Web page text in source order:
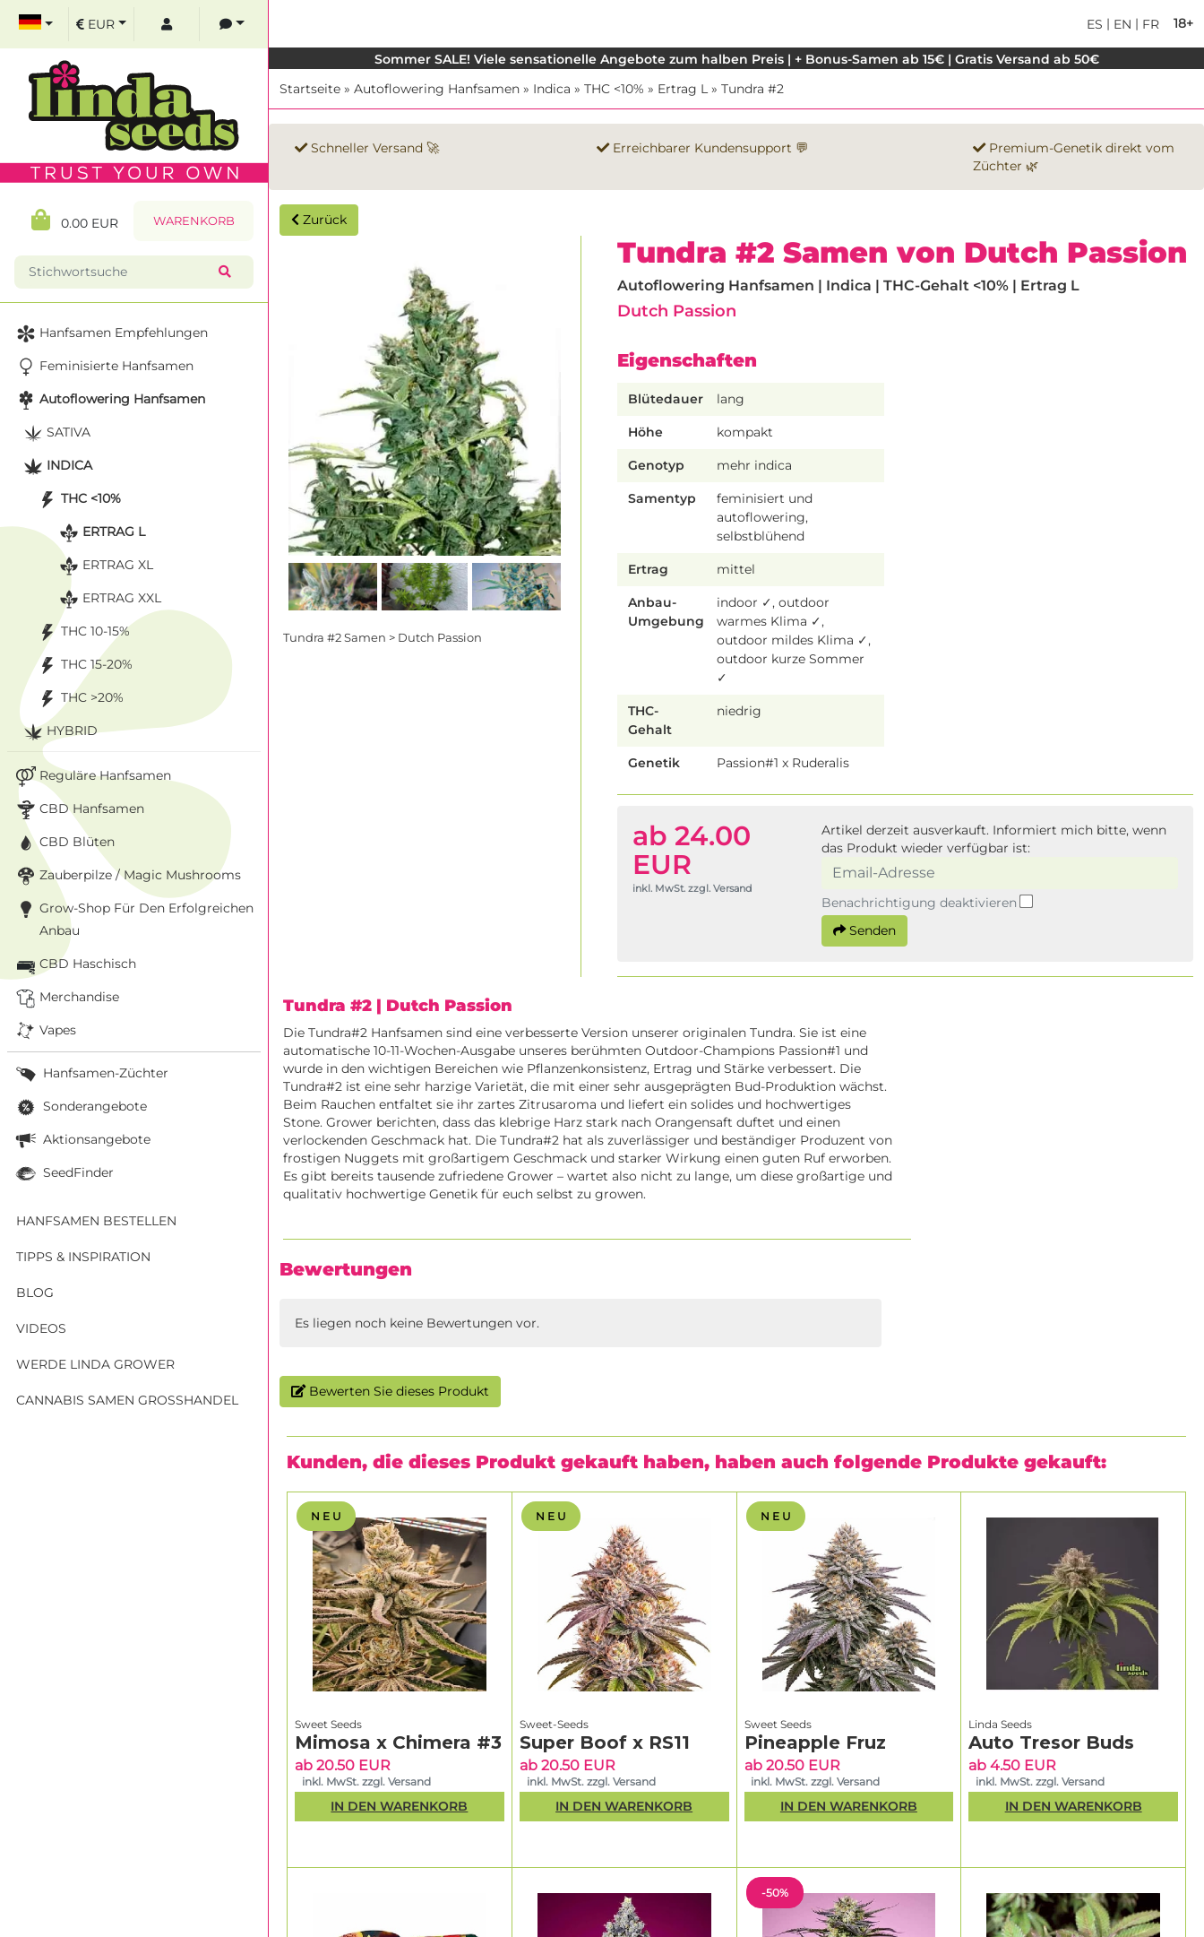
18+
ES | EN | FR
Sommer SALE! Viele sensationelle Angebote zum halben Preis | + Bonus-Samen ab 15€ | Gratis Versand ab 50€
Startseite » Autoflowering Hanfsamen » Indica » THC <10% » Ertrag L » Tundra #2
Schneller Versand 🚀 Erreichbarer Kundensupport 💬
Premium-Genetik direkt vom
Züchter 🌿
Zurück
Tundra #2 Samen > Dutch Passion
Tundra #2 Samen von Dutch Passion
Autoflowering Hanfsamen | Indica | THC-Gehalt <10% | Ertrag L
Dutch Passion
Eigenschaften
Blütedauer lang
Höhe kompakt
Genotyp mehr indica
Samentyp
feminisiert und
autoflowering,
selbstblühend
Ertrag mittel
Anbau-
Umgebung
indoor ✓, outdoor
warmes Klima ✓,
outdoor mildes Klima ✓,
outdoor kurze Sommer
✓
THC-
Gehalt
niedrig
Genetik Passion#1 x Ruderalis
ab 24.00
EUR
inkl. MwSt. zzgl. Versand
Artikel derzeit ausverkauft. Informiert mich bitte, wenn
das Produkt wieder verfügbar ist:
Benachrichtigung deaktivieren
Senden
Tundra #2 | Dutch Passion
Die Tundra#2 Hanfsamen sind eine verbesserte Version unserer originalen Tundra. Sie ist eine
automatische 10-11-Wochen-Ausgabe unseres berühmten Outdoor-Champions Passion#1 und
wurde in den wichtigen Bereichen wie Pflanzenkonsistenz, Ertrag und Stärke verbessert. Die
Tundra#2 ist eine sehr harzige Varietät, die mit einer sehr ausgeprägten Bud-Produktion wächst.
Beim Rauchen entfaltet sie ihr zartes Zitrusaroma und liefert ein solides und hochwertiges
Stone. Grower berichten, dass das klebrige Harz stark nach Orangensaft duftet und einen
verlockenden Geschmack hat. Die Tundra#2 hat als zuverlässiger und beständiger Produzent von
frostigen Nuggets mit großartigem Geschmack und starker Wirkung einen guten Ruf erworben.
Es gibt bereits tausende zufriedene Grower – wartet also nicht zu lange, um diese großartige und
qualitativ hochwertige Genetik für euch selbst zu growen.
Bewertungen
Es liegen noch keine Bewertungen vor.
Bewerten Sie dieses Produkt
Kunden, die dieses Produkt gekauft haben, haben auch folgende Produkte gekauft:
N E U
Sweet Seeds
Mimosa x Chimera #3
ab 20.50 EUR
inkl. MwSt. zzgl. Versand
IN DEN WARENKORB
N E U
Sweet-Seeds
Super Boof x RS11
ab 20.50 EUR
inkl. MwSt. zzgl. Versand
IN DEN WARENKORB
N E U
Sweet Seeds
Pineapple Fruz
ab 20.50 EUR
inkl. MwSt. zzgl. Versand
IN DEN WARENKORB
Linda Seeds
Auto Tresor Buds
ab 4.50 EUR
inkl. MwSt. zzgl. Versand
IN DEN WARENKORB
-50%
EUR
0.00 EUR WARENKORB
Hanfsamen Empfehlungen
Feminisierte Hanfsamen
Autoflowering Hanfsamen
SATIVA
INDICA
THC <10%
ERTRAG L
ERTRAG XL
ERTRAG XXL
THC 10-15%
THC 15-20%
THC >20%
HYBRID
Reguläre Hanfsamen
CBD Hanfsamen
CBD Blüten
Zauberpilze / Magic Mushrooms
Grow-Shop Für Den Erfolgreichen
Anbau
CBD Haschisch
Merchandise
Vapes
Hanfsamen-Züchter
Sonderangebote
Aktionsangebote
SeedFinder
HANFSAMEN BESTELLEN
TIPPS & INSPIRATION
BLOG
VIDEOS
WERDE LINDA GROWER
CANNABIS SAMEN GROSSHANDEL